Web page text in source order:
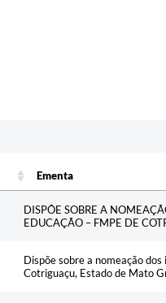
Ementa
DISPÕE SOBRE A
EDUCAÇÃO – FMPE DE
Dispõe sobre a nomeação
Cotriguaçu, Estado de Mato